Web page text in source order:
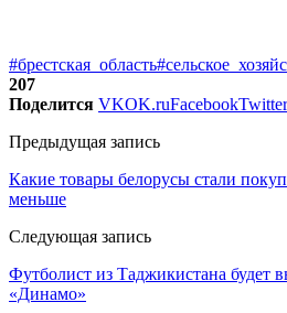
#брестская_область
207
Поделится VKOK.ruFacebookTwitter
Предыдущая запись
Какие товары белорусы стали
меньше
Следующая запись
Футболист из Таджикистана будет
«Динамо»